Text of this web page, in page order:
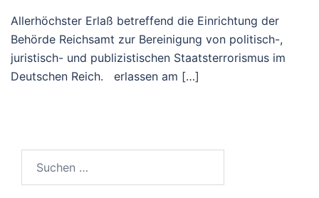
Allerhöchster Erlaß betreffend die Einrichtung der
Behörde Reichsamt zur Bereinigung von politisch-,
juristisch- und publizistischen Staatsterrorismus im
Deutschen Reich. erlassen am […]